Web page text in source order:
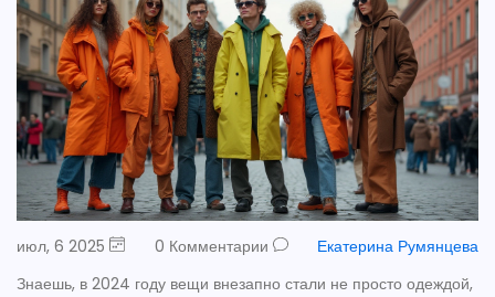
июл, 6 2025 0 Комментарии
Екатерина Румянцева
Знаешь, в 2024 году вещи внезапно стали не просто одеждой,